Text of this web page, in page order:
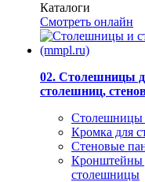
Каталоги
Смотреть онлайн
02. Столешницы
столешниц,
Столешницы
Кромка для
Стеновые
Кронштейны
столешницы